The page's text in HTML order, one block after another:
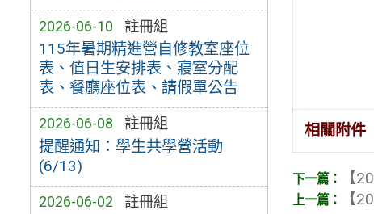
2026-06-10 註冊組
115年暑期精進營自修教室座位
表、值日生安排表、寢室分配
表、餐廳座位表、請假單公告
2026-06-08 註冊組
提醒通知：學生共學營活動
(6/13)
2026-06-02 註冊組
相關附件
【
【